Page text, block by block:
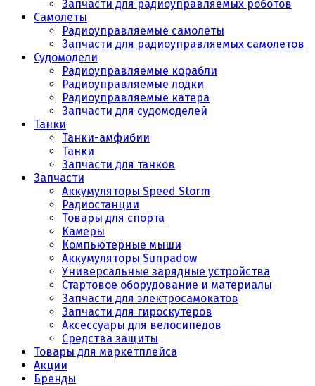
Запчасти для радиоуправляемых роботов
Самолеты
Радиоуправляемые самолеты
Запчасти для радиоуправляемых самолетов
Судомодели
Радиоуправляемые корабли
Радиоуправляемые лодки
Радиоуправляемые катера
Запчасти для судомоделей
Танки
Танки-амфибии
Танки
Запчасти для танков
Запчасти
Аккумуляторы Speed Storm
Радиостанции
Товары для спорта
Камеры
Компьютерные мыши
Аккумуляторы Sunpadow
Универсальные зарядные устройства
Стартовое оборудование и материалы
Запчасти для электросамокатов
Запчасти для гироскутеров
Аксессуары для велосипедов
Средства защиты
Товары для маркетплейса
Акции
Бренды